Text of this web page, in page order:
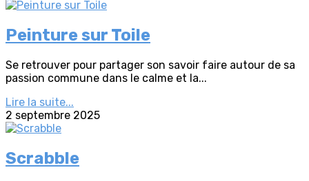
Peinture sur Toile
Se retrouver pour partager son savoir faire autour de sa
passion commune dans le calme et la...
Lire la suite...
2 septembre 2025
Scrabble